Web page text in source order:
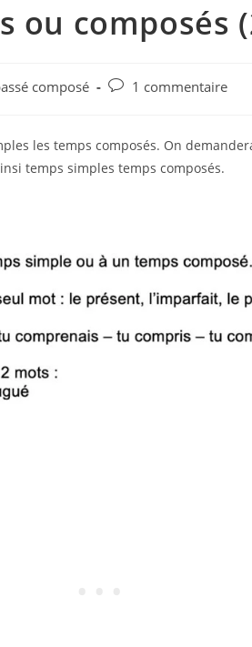
ou composés
composé 1 commentaire
les temps composés. On
temps simples temps composés.